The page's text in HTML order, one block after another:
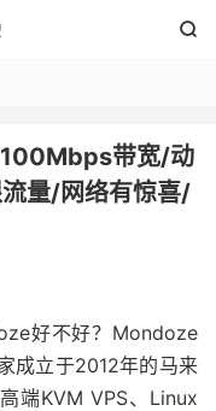

带宽/动
量/网络有惊喜/
好不好？Mondoze
成立于2012年的马来
端KVM VPS、Linux